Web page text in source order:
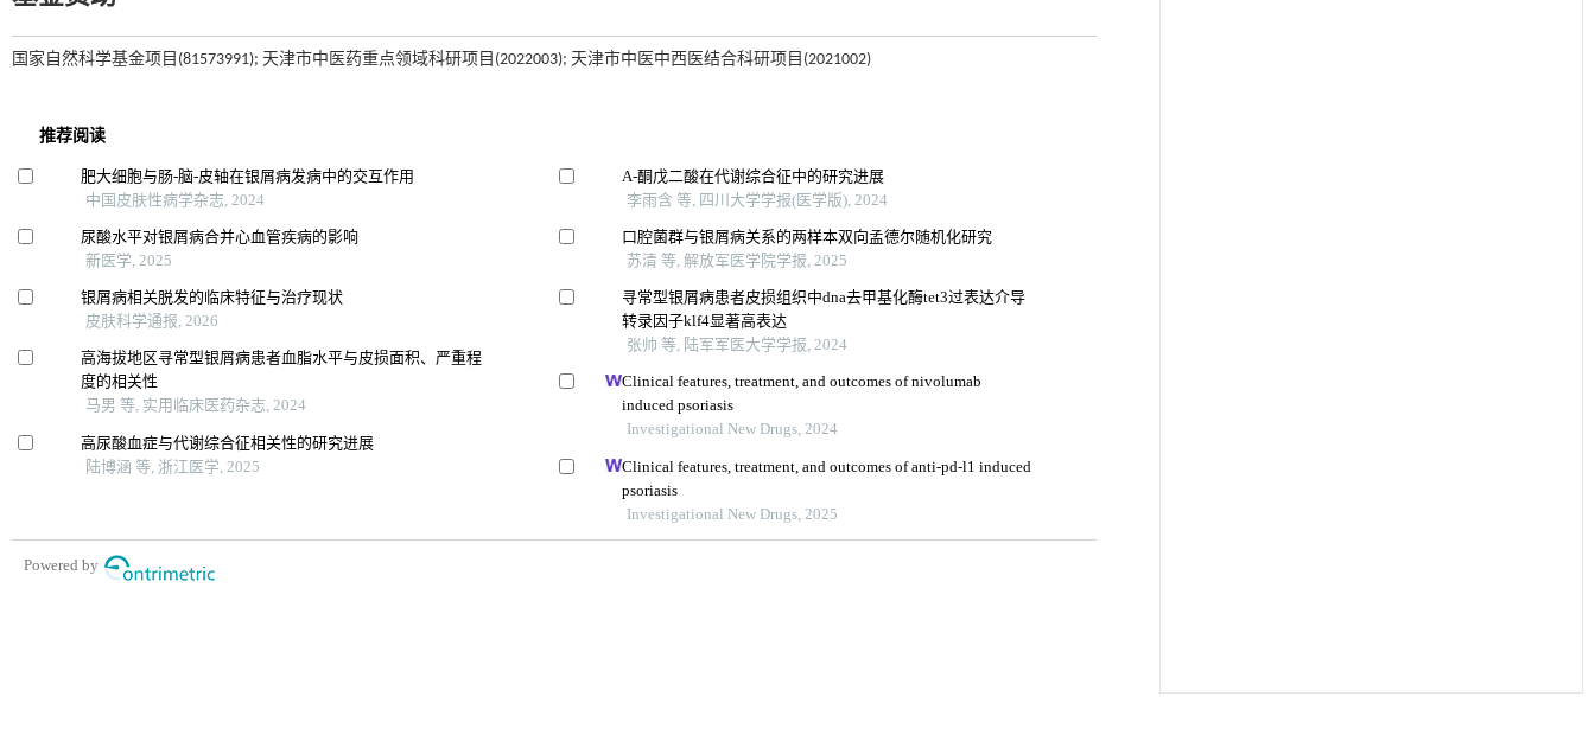
国家自然科学基金项目(81573991); 天津市中医药重点领域科研项目(2022003); 天津市中医中西医结合科研项目(2021002)